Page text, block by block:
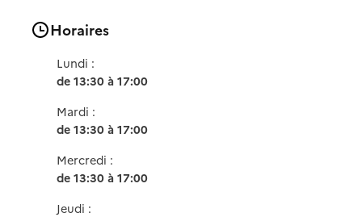
Horaires
Lundi :
de 13:30 à 17:00
Mardi :
de 13:30 à 17:00
Mercredi :
de 13:30 à 17:00
Jeudi :